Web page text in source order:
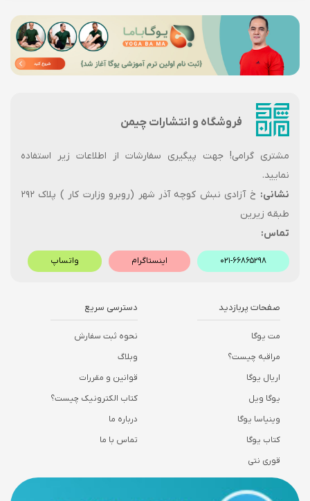
فروشگاه و انتشارات چیمن
مشتری گرامی! جهت پیگیری سفارشات از اطلاعات زیر استفاده
نمایید.
نشانی:
خ آزادی نبش کوچه آذر شهر (روبرو وزارت کار ) پلاک ۲۹۲
طبقه زیرین
تماس:
۰۲۱-۶۶۸۶۵۲۹۸ اینستاگرام واتساپ
صفحات پربازدید
مت یوگا
مراقبه چیست؟
اریال یوگا
یوگا ویل
وینیاسا یوگا
کتاب یوگا
قوری نتی
دسترسی سریع
نحوه ثبت سفارش
وبلاگ
قوانین و مقررات
کتاب الکترونیک چیست؟
درباره ما
تماس با ما